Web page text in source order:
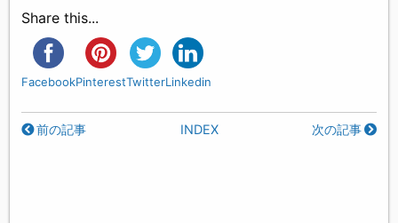
Share this...
FacebookPinterestTwitterLinkedin
前の記事 INDEX 次の記事